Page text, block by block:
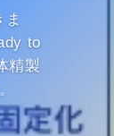
to
精製